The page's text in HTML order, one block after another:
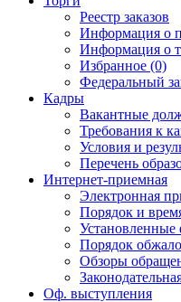
Реестр заказов
Информация о
Информация о
Избранное (0)
Федеральный
Кадры
Вакантные
Требования к
Условия и
Перечень
Интернет-приемная
Электронная
Порядок и
Порядок
Обзоры
Оф. выступления